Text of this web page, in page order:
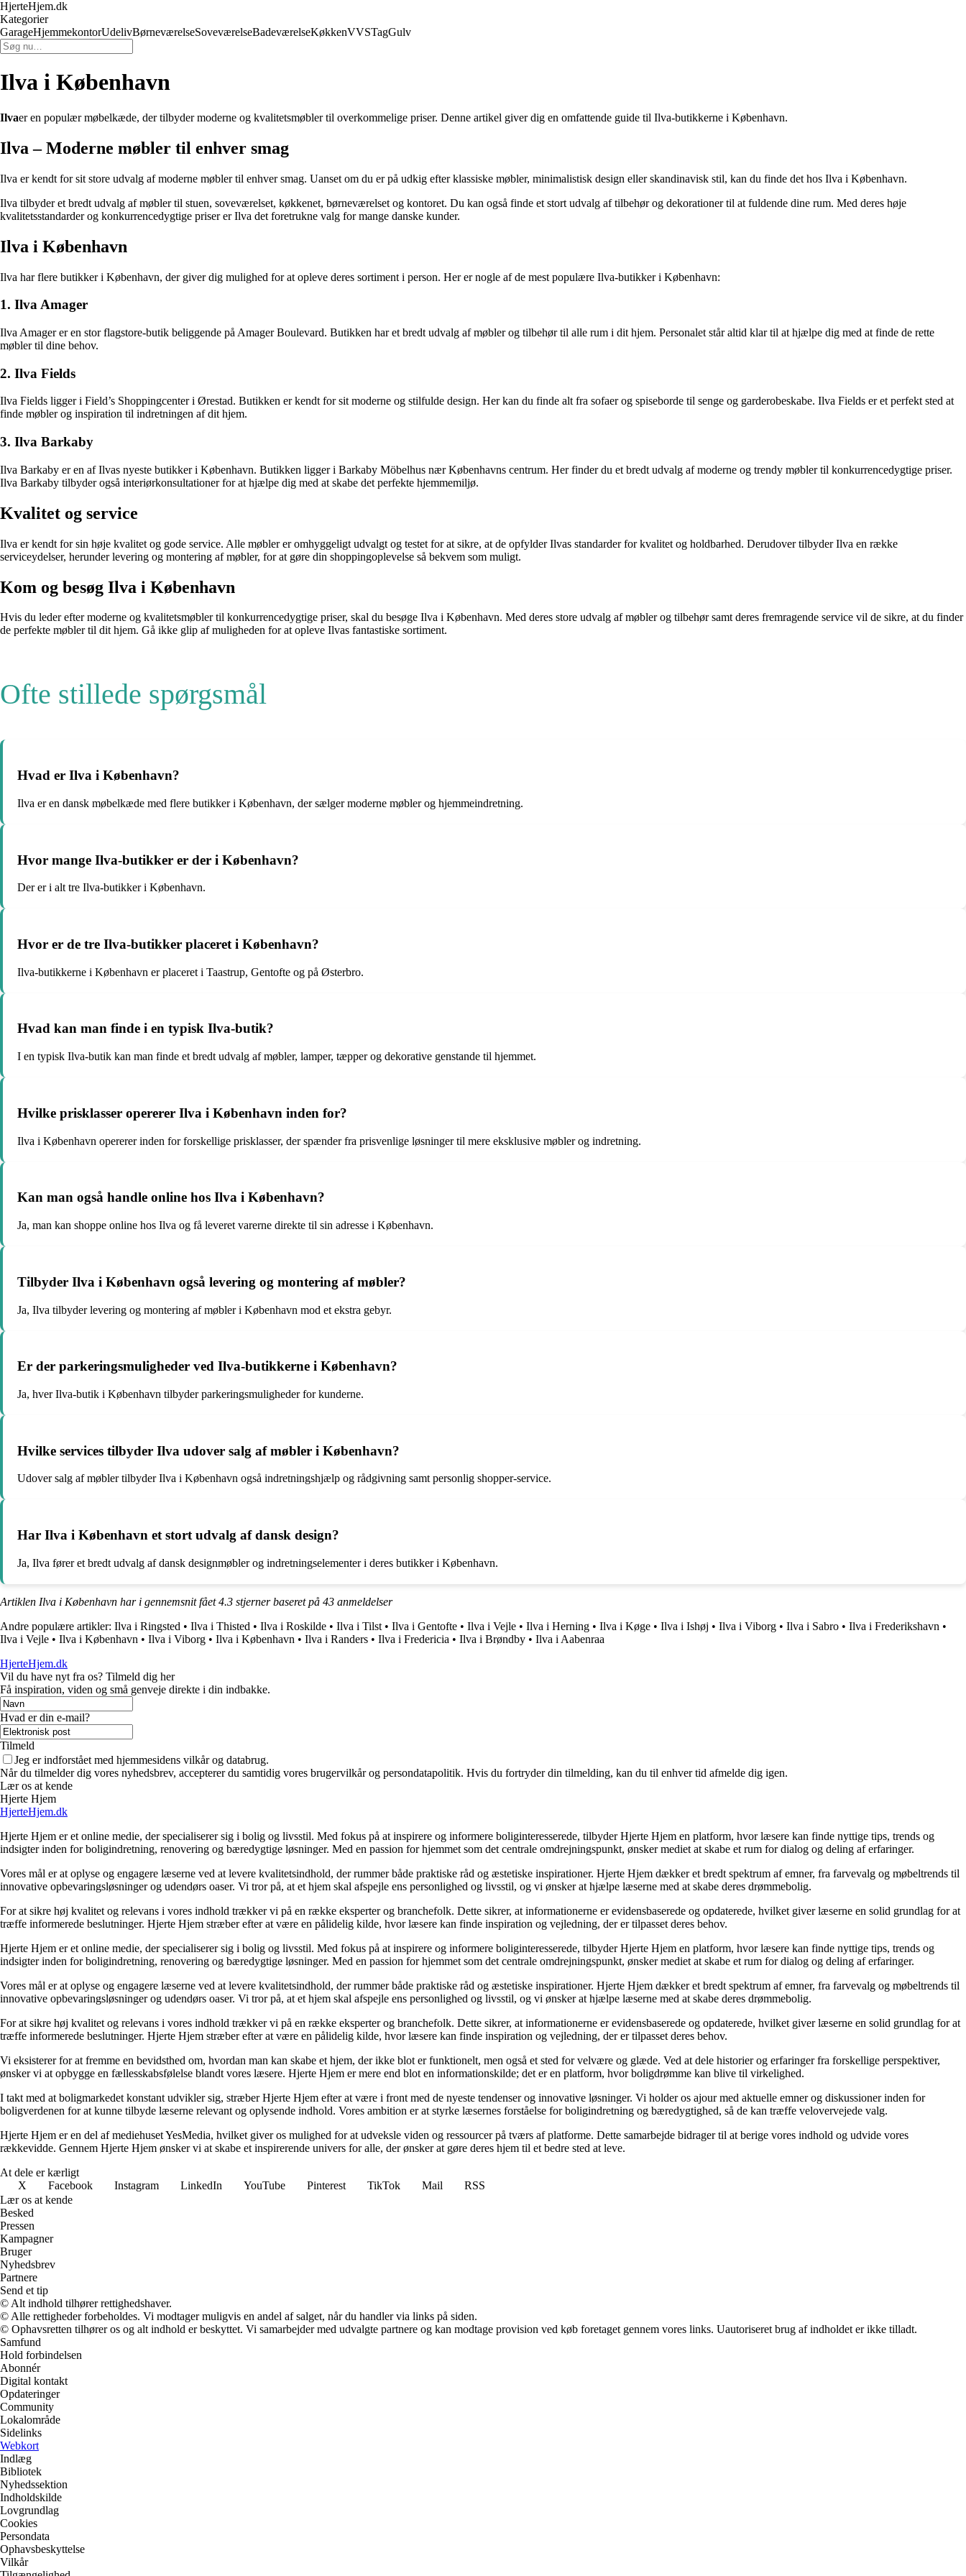
HjerteHjem.dk
Kategorier
GarageHjemmekontorUdelivBørneværelseSoveværelseBadeværelseKøkkenVVSTagGulv
Ilva i København
Ilvaer en populær møbelkæde, der tilbyder moderne og kvalitetsmøbler til overkommelige priser. Denne artikel giver dig en omfattende guide til Ilva-butikkerne i København.
Ilva – Moderne møbler til enhver smag
Ilva er kendt for sit store udvalg af moderne møbler til enhver smag. Uanset om du er på udkig efter klassiske møbler, minimalistisk design eller skandinavisk stil, kan du finde det hos Ilva i København.
Ilva tilbyder et bredt udvalg af møbler til stuen, soveværelset, køkkenet, børneværelset og kontoret. Du kan også finde et stort udvalg af tilbehør og dekorationer til at fuldende dine rum. Med deres høje
kvalitetsstandarder og konkurrencedygtige priser er Ilva det foretrukne valg for mange danske kunder.
Ilva i København
Ilva har flere butikker i København, der giver dig mulighed for at opleve deres sortiment i person. Her er nogle af de mest populære Ilva-butikker i København:
1. Ilva Amager
Ilva Amager er en stor flagstore-butik beliggende på Amager Boulevard. Butikken har et bredt udvalg af møbler og tilbehør til alle rum i dit hjem. Personalet står altid klar til at hjælpe dig med at finde de rette
møbler til dine behov.
2. Ilva Fields
Ilva Fields ligger i Field’s Shoppingcenter i Ørestad. Butikken er kendt for sit moderne og stilfulde design. Her kan du finde alt fra sofaer og spiseborde til senge og garderobeskabe. Ilva Fields er et perfekt sted at
finde møbler og inspiration til indretningen af dit hjem.
3. Ilva Barkaby
Ilva Barkaby er en af ​​Ilvas nyeste butikker i København. Butikken ligger i Barkaby Möbelhus nær Københavns centrum. Her finder du et bredt udvalg af moderne og trendy møbler til konkurrencedygtige priser.
Ilva Barkaby tilbyder også interiørkonsultationer for at hjælpe dig med at skabe det perfekte hjemmemiljø.
Kvalitet og service
Ilva er kendt for sin høje kvalitet og gode service. Alle møbler er omhyggeligt udvalgt og testet for at sikre, at de opfylder Ilvas standarder for kvalitet og holdbarhed. Derudover tilbyder Ilva en række
serviceydelser, herunder levering og montering af møbler, for at gøre din shoppingoplevelse så bekvem som muligt.
Kom og besøg Ilva i København
Hvis du leder efter moderne og kvalitetsmøbler til konkurrencedygtige priser, skal du besøge Ilva i København. Med deres store udvalg af møbler og tilbehør samt deres fremragende service vil de sikre, at du finder
de perfekte møbler til dit hjem. Gå ikke glip af muligheden for at opleve Ilvas fantastiske sortiment.
Ofte stillede spørgsmål
Hvad er Ilva i København?
Ilva er en dansk møbelkæde med flere butikker i København, der sælger moderne møbler og hjemmeindretning.
Hvor mange Ilva-butikker er der i København?
Der er i alt tre Ilva-butikker i København.
Hvor er de tre Ilva-butikker placeret i København?
Ilva-butikkerne i København er placeret i Taastrup, Gentofte og på Østerbro.
Hvad kan man finde i en typisk Ilva-butik?
I en typisk Ilva-butik kan man finde et bredt udvalg af møbler, lamper, tæpper og dekorative genstande til hjemmet.
Hvilke prisklasser opererer Ilva i København inden for?
Ilva i København opererer inden for forskellige prisklasser, der spænder fra prisvenlige løsninger til mere eksklusive møbler og indretning.
Kan man også handle online hos Ilva i København?
Ja, man kan shoppe online hos Ilva og få leveret varerne direkte til sin adresse i København.
Tilbyder Ilva i København også levering og montering af møbler?
Ja, Ilva tilbyder levering og montering af møbler i København mod et ekstra gebyr.
Er der parkeringsmuligheder ved Ilva-butikkerne i København?
Ja, hver Ilva-butik i København tilbyder parkeringsmuligheder for kunderne.
Hvilke services tilbyder Ilva udover salg af møbler i København?
Udover salg af møbler tilbyder Ilva i København også indretningshjælp og rådgivning samt personlig shopper-service.
Har Ilva i København et stort udvalg af dansk design?
Ja, Ilva fører et bredt udvalg af dansk designmøbler og indretningselementer i deres butikker i København.
Artiklen Ilva i København har i gennemsnit fået4.3 stjerner baseret på 43 anmeldelser
Andre populære artikler: Ilva i Ringsted • Ilva i Thisted • Ilva i Roskilde • Ilva i Tilst • Ilva i Gentofte • Ilva i Vejle • Ilva i Herning • Ilva i Køge • Ilva i Ishøj • Ilva i Viborg • Ilva i Sabro • Ilva i Frederikshavn •
Ilva i Vejle • Ilva i København • Ilva i Viborg • Ilva i København • Ilva i Randers • Ilva i Fredericia • Ilva i Brøndby • Ilva i Aabenraa
HjerteHjem.dk
Vil du have nyt fra os? Tilmeld dig her
Få inspiration, viden og små genveje direkte i din indbakke.
Hvad er din e-mail?
Tilmeld
Jeg er indforstået med hjemmesidens vilkår og databrug.
Når du tilmelder dig vores nyhedsbrev, accepterer du samtidig vores brugervilkår og persondatapolitik. Hvis du fortryder din tilmelding, kan du til enhver tid afmelde dig igen.
Lær os at kende
Hjerte Hjem
HjerteHjem.dk
Hjerte Hjem er et online medie, der specialiserer sig i bolig og livsstil. Med fokus på at inspirere og informere boliginteresserede, tilbyder Hjerte Hjem en platform, hvor læsere kan finde nyttige tips, trends og
indsigter inden for boligindretning, renovering og bæredygtige løsninger. Med en passion for hjemmet som det centrale omdrejningspunkt, ønsker mediet at skabe et rum for dialog og deling af erfaringer.
Vores mål er at oplyse og engagere læserne ved at levere kvalitetsindhold, der rummer både praktiske råd og æstetiske inspirationer. Hjerte Hjem dækker et bredt spektrum af emner, fra farvevalg og møbeltrends til
innovative opbevaringsløsninger og udendørs oaser. Vi tror på, at et hjem skal afspejle ens personlighed og livsstil, og vi ønsker at hjælpe læserne med at skabe deres drømmebolig.
For at sikre høj kvalitet og relevans i vores indhold trækker vi på en række eksperter og branchefolk. Dette sikrer, at informationerne er evidensbaserede og opdaterede, hvilket giver læserne en solid grundlag for at
træffe informerede beslutninger. Hjerte Hjem stræber efter at være en pålidelig kilde, hvor læsere kan finde inspiration og vejledning, der er tilpasset deres behov.
Hjerte Hjem er et online medie, der specialiserer sig i bolig og livsstil. Med fokus på at inspirere og informere boliginteresserede, tilbyder Hjerte Hjem en platform, hvor læsere kan finde nyttige tips, trends og
indsigter inden for boligindretning, renovering og bæredygtige løsninger. Med en passion for hjemmet som det centrale omdrejningspunkt, ønsker mediet at skabe et rum for dialog og deling af erfaringer.
Vores mål er at oplyse og engagere læserne ved at levere kvalitetsindhold, der rummer både praktiske råd og æstetiske inspirationer. Hjerte Hjem dækker et bredt spektrum af emner, fra farvevalg og møbeltrends til
innovative opbevaringsløsninger og udendørs oaser. Vi tror på, at et hjem skal afspejle ens personlighed og livsstil, og vi ønsker at hjælpe læserne med at skabe deres drømmebolig.
For at sikre høj kvalitet og relevans i vores indhold trækker vi på en række eksperter og branchefolk. Dette sikrer, at informationerne er evidensbaserede og opdaterede, hvilket giver læserne en solid grundlag for at
træffe informerede beslutninger. Hjerte Hjem stræber efter at være en pålidelig kilde, hvor læsere kan finde inspiration og vejledning, der er tilpasset deres behov.
Vi eksisterer for at fremme en bevidsthed om, hvordan man kan skabe et hjem, der ikke blot er funktionelt, men også et sted for velvære og glæde. Ved at dele historier og erfaringer fra forskellige perspektiver,
ønsker vi at opbygge en fællesskabsfølelse blandt vores læsere. Hjerte Hjem er mere end blot en informationskilde; det er en platform, hvor boligdrømme kan blive til virkelighed.
I takt med at boligmarkedet konstant udvikler sig, stræber Hjerte Hjem efter at være i front med de nyeste tendenser og innovative løsninger. Vi holder os ajour med aktuelle emner og diskussioner inden for
boligverdenen for at kunne tilbyde læserne relevant og oplysende indhold. Vores ambition er at styrke læsernes forståelse for boligindretning og bæredygtighed, så de kan træffe velovervejede valg.
Hjerte Hjem er en del af mediehuset YesMedia, hvilket giver os mulighed for at udveksle viden og ressourcer på tværs af platforme. Dette samarbejde bidrager til at berige vores indhold og udvide vores
rækkevidde. Gennem Hjerte Hjem ønsker vi at skabe et inspirerende univers for alle, der ønsker at gøre deres hjem til et bedre sted at leve.
At dele er kærligt
X
Facebook Instagram LinkedIn YouTube Pinterest TikTok Mail
RSS
Lær os at kende
Besked
Pressen
Kampagner
Bruger
Nyhedsbrev
Partnere
Send et tip
© Alt indhold tilhører rettighedshaver.
© Alle rettigheder forbeholdes. Vi modtager muligvis en andel af salget, når du handler via links på siden.
© Ophavsretten tilhører os og alt indhold er beskyttet. Vi samarbejder med udvalgte partnere og kan modtage provision ved køb foretaget gennem vores links. Uautoriseret brug af indholdet er ikke tilladt.
Samfund
Hold forbindelsen
Abonnér
Digital kontakt
Opdateringer
Community
Lokalområde
Sidelinks
Webkort
Indlæg
Bibliotek
Nyhedssektion
Indholdskilde
Lovgrundlag
Cookies
Persondata
Ophavsbeskyttelse
Vilkår